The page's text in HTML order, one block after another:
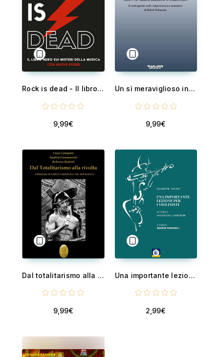
Rock is dead - Il libro nero sui misteri della musica. Con nuove storie
9,99€
Un sì meraviglioso intreccio - Il contrappunto nelle composizioni per pianoforte di Robert Schumann
9,99€
Dal totalitarismo alla rivolta - Itinerari di critica musicale del Novecento
9,99€
Una importante lezione per i violinisti
2,99€